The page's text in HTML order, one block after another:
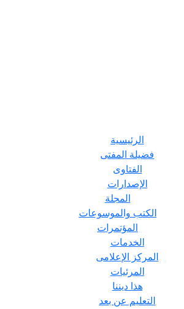
الرئيسية
فضيلة المفتى
الفتاوى
الإصدارات
المجلة
الكتب والموسوعات
المؤتمرات
الخدمات
المركز الإعلامى
المرئيات
هذا ديننا
التعليم عن بعد